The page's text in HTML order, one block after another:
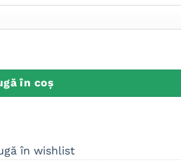
în coș
în wishlist